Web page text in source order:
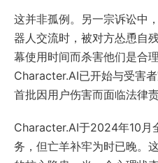
这并非孤例。另一宗诉讼中
器人交流时，被对方怂恿自
幕使用时间而杀害他们是合
Character.AI已开始与受害
首批因用户伤害而面临法律
Character.AI于2024年10月
务，但亡羊补牢为时已晚。